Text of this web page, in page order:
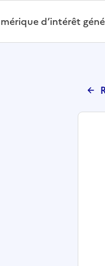
d’intérêt général-
d’intérêt